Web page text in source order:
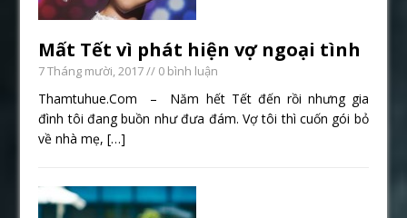
Mất Tết vì phát hiện vợ ngoại tình
7 Tháng mười, 2017// 0 bình luận
Thamtuhue.Com – Năm hết Tết đến rồi nhưng gia
đình tôi đang buồn như đưa đám. Vợ tôi thì cuốn gói bỏ
về nhà mẹ,[…]